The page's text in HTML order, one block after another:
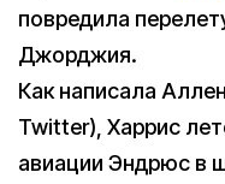
повредила
Джорджия.
Как написала
Twitter), Харрис
авиации Эндрюс в